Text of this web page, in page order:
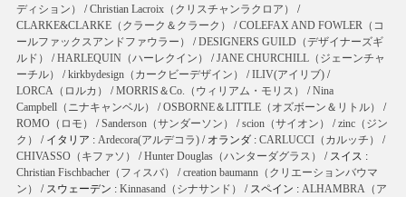
ディション）
/Christian Lacroix（クリスチャンラクロア）
/
CLARKE&CLARKE（クラーク＆クラーク）
/COLEFAX AND FOWLER（コ
ールファックスアンドファウラー）
/DESIGNERS GUILD（デザイナーズギ
ルド）
/HARLEQUIN（ハーレクイン） /JANE CHURCHILL（ジェーンチャ
ーチル）
/kirkbydesign（カークビーデザイン） /ILIV(アイリブ)/
LORCA（ロルカ）
/MORRIS＆Co.（ウィリアム・モリス） /Nina
Campbell（ニナキャンベル）
/OSBORNE＆LITTLE（オズボーン＆リトル）
/
ROMO（ロモ）
/Sanderson（サンダーソン） /scion（サイオン） /zinc（ジン
ク）
/ イタリア : Ardecora(アルデコラ)/ オランダ : CARLUCCI（カルッチ）
/
CHIVASSO（キファソ）
/Hunter Douglas（ハンターダグラス）
/ スイス :
Christian Fischbacher（フィスバ）
/creation baumann（クリエーションバウマ
ン）
/ スウェーデン : Kinnasand（シナサンド） / スペイン : ALHAMBRA（ア